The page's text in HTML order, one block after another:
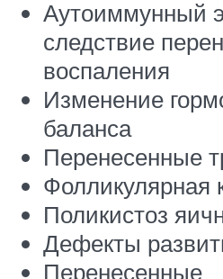
Аутоиммунный
следствие
воспаления
Изменение
баланса
Перенесенные
Фолликулярная
Поликистоз
Дефекты
Перенесенные